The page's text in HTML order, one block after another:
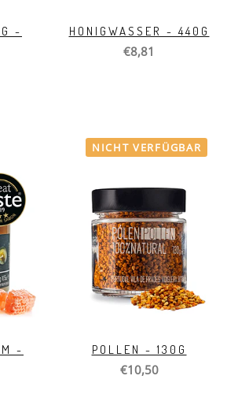
-
HONIGWASSER - 440G
€8,81
-
NICHT VERFÜGBAR
POLLEN - 130G
€10,50